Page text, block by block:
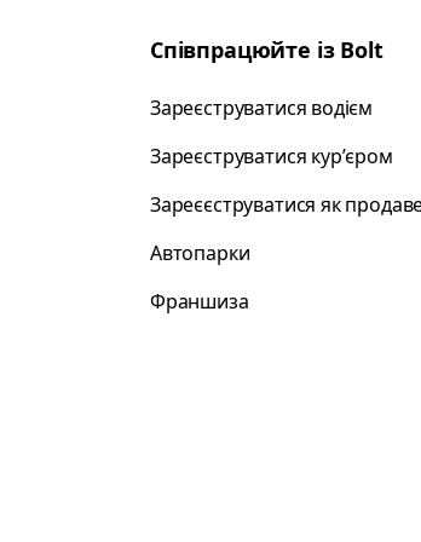
Співпрацюйте із Bolt
Зареєструватися водієм
Зареєструватися курʼєром
Зареєєструватися як
Автопарки
Франшиза